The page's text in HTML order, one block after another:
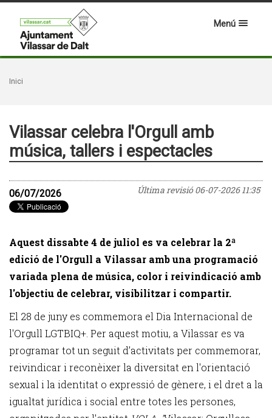
Menú
Inici
Vilassar celebra l'Orgull amb
música, tallers i espectacles
Última revisió06-07-2026 11:35
06/07/2026
Aquest dissabte 4 de juliol es va celebrar la 2ª
edició de l'Orgull a Vilassar amb una programació
variada plena de música, color i reivindicació amb
l'objectiu de celebrar, visibilitzar i compartir.
El 28 de juny es commemora el Dia Internacional de
l'Orgull LGTBIQ+. Per aquest motiu, a Vilassar es va
programar tot un seguit d’activitats per commemorar,
reivindicar i reconèixer la diversitat en l'orientació
sexual i la identitat o expressió de gènere, i el dret a la
igualtat jurídica i social entre totes les persones,